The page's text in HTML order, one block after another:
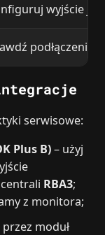
wyjście
serwisowe:
Plus B)– użyj
RBA3;
z monitora;
moduł